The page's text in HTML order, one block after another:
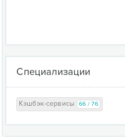
Специализации
Кэшбэк-сервисы 66 / 76